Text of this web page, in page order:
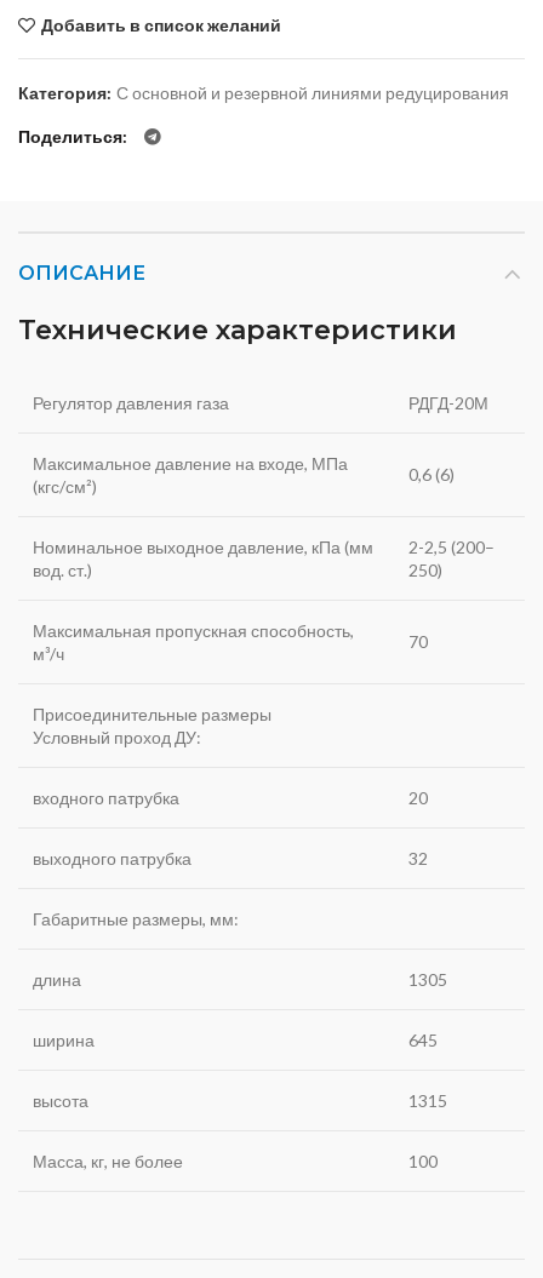
Добавить в список желаний
Категория: С основной и резервной линиями редуцирования
Поделиться
ОПИСАНИЕ
Технические характеристики
Регулятор давления газа РДГД-20М
Максимальное давление на входе, МПа
(кгс/см²)
0,6 (6)
Номинальное выходное давление, кПа (мм
вод. ст.)
2-2,5 (200–
250)
Максимальная пропускная способность,
м³/ч
70
Присоединительные размеры
Условный проход ДУ:
входного патрубка 20
выходного патрубка 32
Габаритные размеры, мм:
длина 1305
ширина 645
высота 1315
Масса, кг, не более 100